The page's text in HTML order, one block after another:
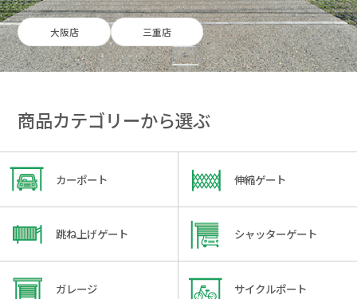
大阪店 三重店
商品カテゴリーから選ぶ
カーポート 伸縮ゲート
跳ね上げゲート シャッターゲート
ガレージ サイクルポート